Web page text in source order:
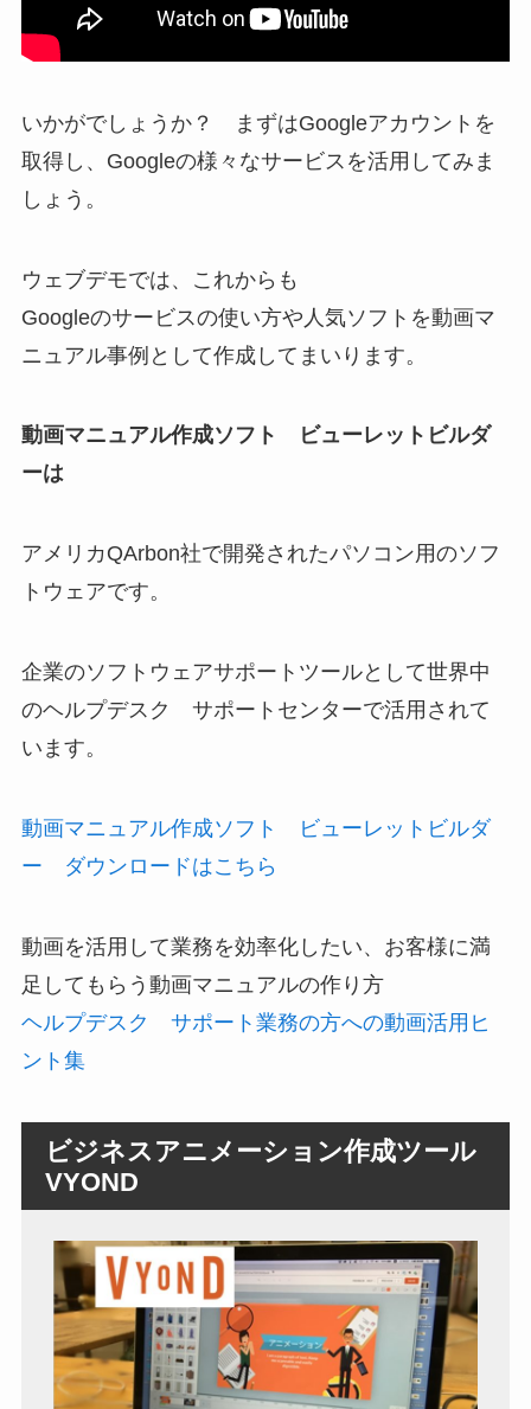
いかがでしょうか？ まずはGoogleアカウントを
取得し、Googleの様々なサービスを活用してみま
しょう。
ウェブデモでは、これからも
Googleのサービスの使い方や人気ソフトを動画マ
ニュアル事例として作成してまいります。
動画マニュアル作成ソフト ビューレットビルダ
ーは
アメリカQArbon社で開発されたパソコン用のソフ
トウェアです。
企業のソフトウェアサポートツールとして世界中
のヘルプデスク サポートセンターで活用されて
います。
動画マニュアル作成ソフト ビューレットビルダ
ー ダウンロードはこちら
動画を活用して業務を効率化したい、お客様に満
足してもらう動画マニュアルの作り方
ヘルプデスク サポート業務の方への動画活用ヒ
ント集
ビジネスアニメーション作成ツール
VYOND